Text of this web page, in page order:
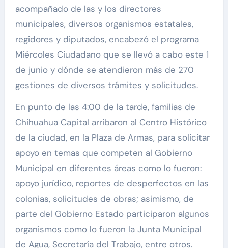
acompañado de las y los directores
municipales, diversos organismos estatales,
regidores y diputados, encabezó el programa
Miércoles Ciudadano que se llevó a cabo este 1
de junio y dónde se atendieron más de 270
gestiones de diversos trámites y solicitudes.
En punto de las 4:00 de la tarde, familias de
Chihuahua Capital arribaron al Centro Histórico
de la ciudad, en la Plaza de Armas, para solicitar
apoyo en temas que competen al Gobierno
Municipal en diferentes áreas como lo fueron:
apoyo jurídico, reportes de desperfectos en las
colonias, solicitudes de obras; asimismo, de
parte del Gobierno Estado participaron algunos
organismos como lo fueron la Junta Municipal
de Agua, Secretaría del Trabajo, entre otros.